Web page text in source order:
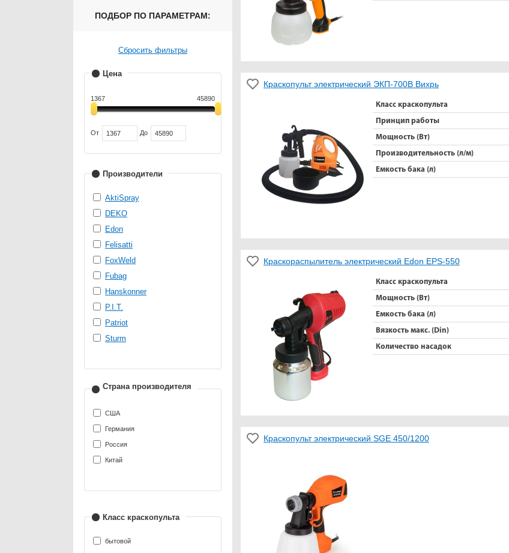
ПОДБОР ПО ПАРАМЕТРАМ:
Сбросить фильтры
Цена
1367 45890
От До
Производители
AktiSpray
DEKO
Edon
Felisatti
FoxWeld
Fubag
Hanskonner
P.I.T.
Patriot
Sturm
Страна производителя
США
Германия
Россия
Китай
Класс краскопульта
бытовой
Краскопульт электрический ЭКП-700В Вихрь
Класс краскопульта
Принцип работы
Мощность (Вт)
Производительность (л/м)
Емкость бака (л)
Краскораспылитель электрический Edon EPS-550
Класс краскопульта
Мощность (Вт)
Емкость бака (л)
Вязкость макс. (Din)
Количество насадок
Краскопульт электрический SGE 450/1200